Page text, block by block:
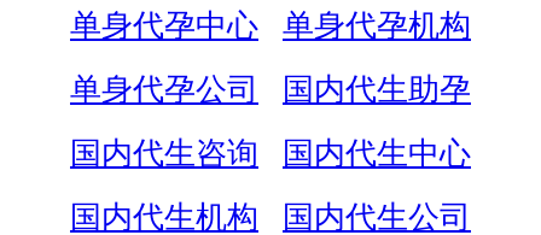
单身代孕中心
单身代孕机构
单身代孕公司
国内代生助孕
国内代生咨询
国内代生中心
国内代生机构
国内代生公司